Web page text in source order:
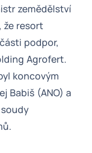
zemědělství
že resort
podpor,
Agrofert.
koncovým
Babiš (ANO) a